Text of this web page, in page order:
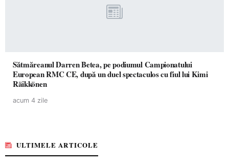
Sătmăreanul Darren Betea, pe podiumul Campionatului
European RMC CE, după un duel spectaculos cu fiul lui Kimi
Räikkönen
acum 4 zile
ULTIMELE ARTICOLE